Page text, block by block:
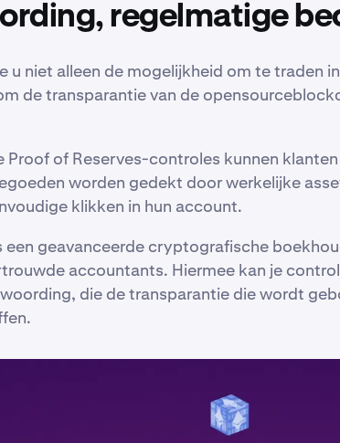
regelmatige
u niet alleen de mogelijkheid om te traden
de transparantie van de
Proof of Reserves-controles kunnen
worden gedekt door werkelijke
klikken in hun account.
een geavanceerde cryptografische
accountants. Hiermee kan je
die de transparantie die wordt